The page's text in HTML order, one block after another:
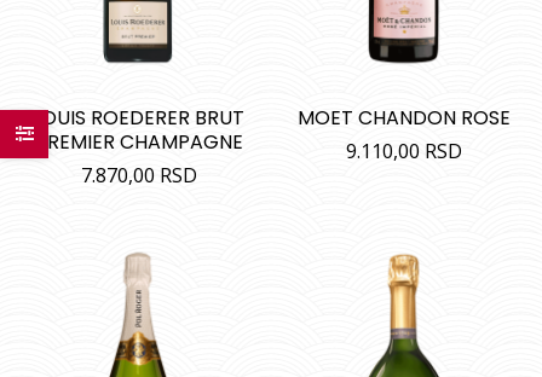
LOUIS ROEDERER BRUT
PREMIER CHAMPAGNE
7.870,00 RSD
MOET CHANDON ROSE
9.110,00 RSD